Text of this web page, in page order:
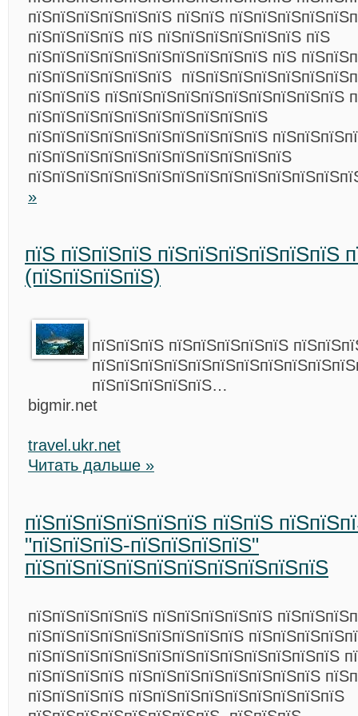
пїЅпїЅпїЅпїЅпїЅпїЅ пїЅпїЅ
пїЅпїЅпїЅпїЅ пїЅ пїЅпїЅпїЅпїЅпїЅпїЅ пїЅ
пїЅпїЅпїЅпїЅпїЅпїЅпїЅпїЅпїЅпїЅ пїЅ
пїЅпїЅпїЅпїЅпїЅпїЅ
пїЅпїЅпїЅ пїЅпїЅпїЅпїЅпїЅпїЅпїЅпїЅпїЅпїЅ
пїЅпїЅпїЅпїЅпїЅпїЅпїЅпїЅпїЅпїЅ
пїЅпїЅпїЅпїЅпїЅпїЅпїЅпїЅпїЅпїЅ
пїЅпїЅпїЅпїЅпїЅпїЅпїЅпїЅпїЅпїЅпїЅ
»
пїЅ пїЅпїЅпїЅ пїЅпїЅпїЅпїЅпїЅпїЅ
(пїЅпїЅпїЅпїЅ)
пїЅпїЅпїЅ пїЅпїЅпїЅпїЅпїЅ
пїЅпїЅпїЅпїЅпїЅ…
bigmir.net
travel.ukr.net
Читать дальше »
пїЅпїЅпїЅпїЅпїЅпїЅ пїЅпїЅ
"пїЅпїЅпїЅ-пїЅпїЅпїЅпїЅ"
пїЅпїЅпїЅпїЅпїЅпїЅпїЅпїЅпїЅпїЅ
пїЅпїЅпїЅпїЅпїЅ пїЅпїЅпїЅпїЅпїЅ
пїЅпїЅпїЅпїЅпїЅпїЅпїЅпїЅпїЅ
пїЅпїЅпїЅпїЅпїЅпїЅпїЅпїЅпїЅпїЅпїЅпїЅпїЅ
пїЅпїЅпїЅпїЅ пїЅпїЅпїЅпїЅпїЅпїЅпїЅпїЅ
пїЅпїЅпїЅпїЅ пїЅпїЅпїЅпїЅпїЅпїЅпїЅпїЅпїЅ